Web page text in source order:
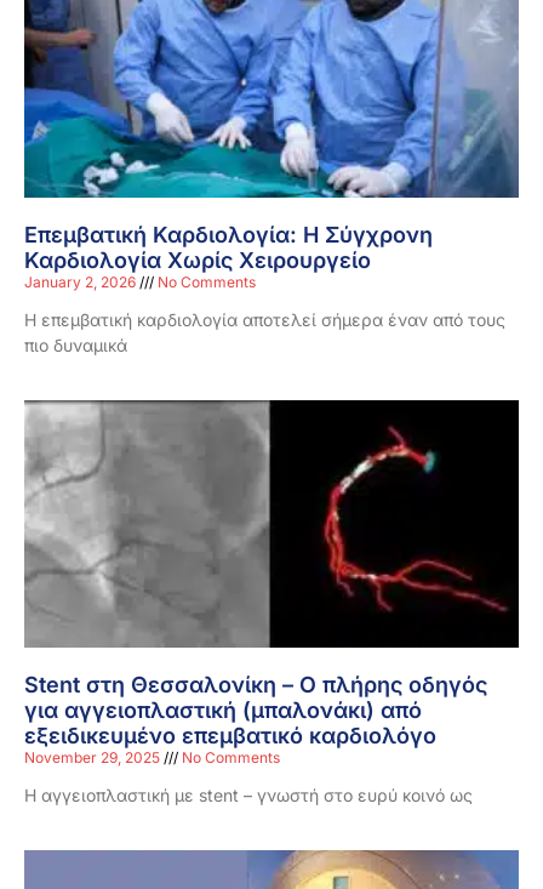
Επεμβατική Καρδιολογία: Η Σύγχρονη
Καρδιολογία Χωρίς Χειρουργείο
January 2, 2026 No Comments
Η επεμβατική καρδιολογία αποτελεί σήμερα έναν από τους
πιο δυναμικά
Stent στη Θεσσαλονίκη – Ο πλήρης οδηγός
για αγγειοπλαστική (μπαλονάκι) από
εξειδικευμένο επεμβατικό καρδιολόγο
November 29, 2025 No Comments
Η αγγειοπλαστική με stent – γνωστή στο ευρύ κοινό ως